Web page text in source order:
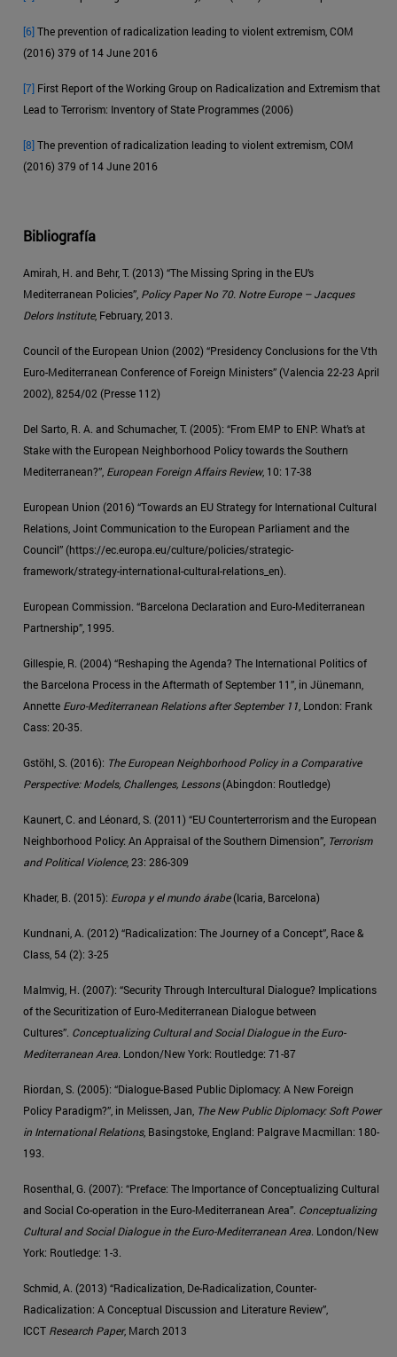
[6]The prevention of radicalization leading to violent extremism, COM
(2016) 379 of 14 June 2016
[7] First Report of the Working Group on Radicalization and Extremism that
Lead to Terrorism: Inventory of State Programmes (2006)
[8]The prevention of radicalization leading to violent extremism, COM
(2016) 379 of 14 June 2016
Bibliografía
Amirah, H. and Behr, T. (2013) “The Missing Spring in the EU’s
Mediterranean Policies”, Policy Paper No 70. Notre Europe – Jacques
Delors Institute, February, 2013.
Council of the European Union (2002) “Presidency Conclusions for the Vth
Euro-Mediterranean Conference of Foreign Ministers” (Valencia 22-23 April
2002), 8254/02 (Presse 112)
Del Sarto, R. A. and Schumacher, T. (2005): “From EMP to ENP: What’s at
Stake with the European Neighborhood Policy towards the Southern
Mediterranean?”, European Foreign Affairs Review, 10: 17-38
European Union (2016) “Towards an EU Strategy for International Cultural
Relations, Joint Communication to the European Parliament and the
Council” (https://ec.europa.eu/cul­ture/policies/strategic-
framework/strategy-international-cultural-relations_en).
European Commission. “Barcelona Declaration and Euro-Mediterranean
Partnership”, 1995.
Gillespie, R. (2004) “Reshaping the Agenda? The International Politics of
the Barcelona Process in the Aftermath of September 11”, in Jünemann,
Annette Euro-Mediterranean Relations after September 11, London: Frank
Cass: 20-35.
Gstöhl, S. (2016): The European Neighborhood Policy in a Comparative
Perspective: Models, Challenges, Lessons(Abingdon: Routledge)
Kaunert, C. and Léonard, S. (2011) “EU Counterterrorism and the European
Neighborhood Policy: An Appraisal of the Southern Dimension”, Terrorism
and Political Violence, 23: 286-309
Khader, B. (2015): Europa y el mundo árabe(Icaria, Barcelona)
Kundnani, A. (2012) “Radicalization: The Journey of a Concept”, Race &
Class, 54 (2): 3-25
Malmvig, H. (2007): “Security Through Intercultural Dialogue? Implications
of the Securitization of Euro-Mediterranean Dialogue between
Cultures”. Conceptualizing Cultural and Social Dialogue in the Euro-
Mediterranean Area. London/New York: Routledge: 71-87
Riordan, S. (2005): “Dialogue-Based Public Diplomacy: A New Foreign
Policy Paradigm?”, in Melissen, Jan, The New Public Diplomacy: Soft Power
in International Relations, Basingstoke, England: Palgrave Macmillan: 180-
193.
Rosenthal, G. (2007): “Preface: The Importance of Conceptualizing Cultural
and Social Co-operation in the Euro-Mediterranean Area”. Conceptualizing
Cultural and Social Dialogue in the Euro-Mediterranean Area. London/New
York: Routledge: 1-3.
Schmid, A. (2013) “Radicalization, De-Radicalization, Counter-
Radicalization: A Conceptual Discussion and Literature Review”,
ICCT Research Paper, March 2013